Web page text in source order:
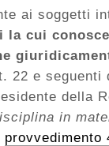
ai soggetti
cui
22 e seguenti
della
in
provvedimento